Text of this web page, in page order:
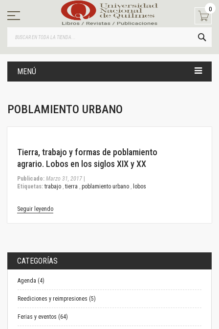
contenido
0
MENÚ
POBLAMIENTO URBANO
Tierra, trabajo y formas de poblamiento
agrario. Lobos en los siglos XIX y XX
Publicado: Marzo 31, 2017
Etiquetas: trabajo , tierra , poblamiento urbano , lobos
Seguir leyendo
CATEGORÍAS
Agenda (4)
Reediciones y reimpresiones (5)
Ferias y eventos (64)